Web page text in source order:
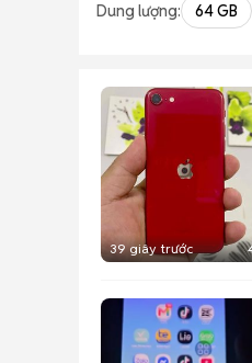
Dung lượng: 64 GB
39 giây trước